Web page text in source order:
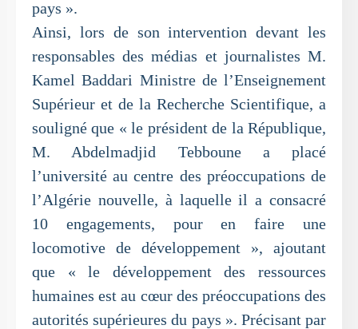
pays ».
Ainsi, lors de son intervention devant les
responsables des médias et journalistes M.
Kamel Baddari Ministre de l’Enseignement
Supérieur et de la Recherche Scientifique, a
souligné que « le président de la République,
M. Abdelmadjid Tebboune a placé
l’université au centre des préoccupations de
l’Algérie nouvelle, à laquelle il a consacré
10 engagements, pour en faire une
locomotive de développement », ajoutant
que « le développement des ressources
humaines est au cœur des préoccupations des
autorités supérieures du pays ». Précisant par